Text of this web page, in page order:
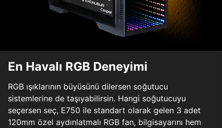
En Havalı RGB Deneyimi
RGB ışıklarının büyüsünü dilersen soğutucu
sistemlerine de taşıyabilirsin. Hangi soğutucuyu
seçersen seç, E750 ile standart olarak gelen 3 adet
120mm özel aydınlatmalı RGB fan, bilgisayarını hem